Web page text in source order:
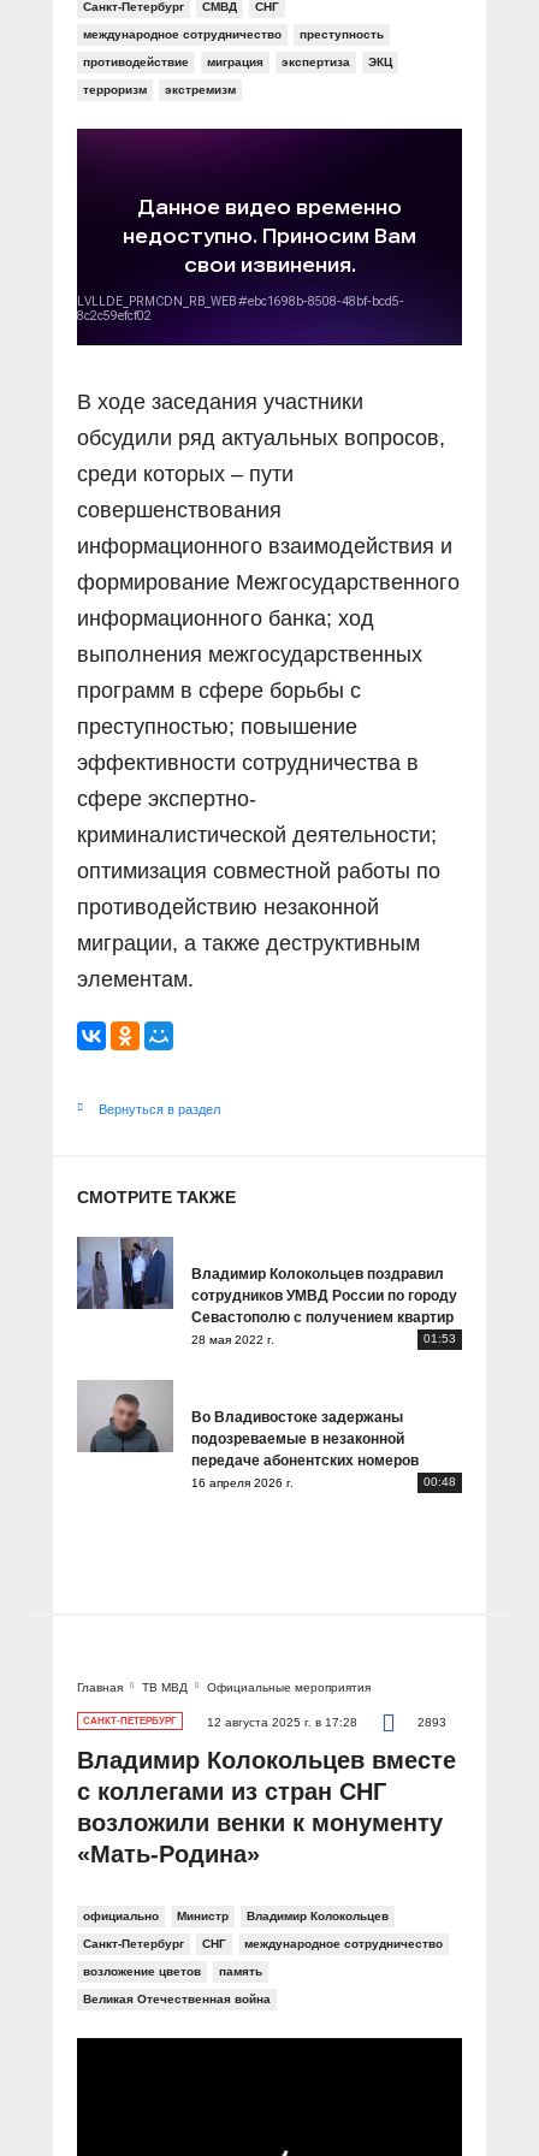
Социальные ролики
Прямой разговор
В знании сила
Газета «Щит и меч»
Журнал «Полиция России»
О ПОРТАЛЕ
Санкт-Петербург СМВД СНГ
международное сотрудничество преступность
противодействие миграция экспертиза ЭКЦ
терроризм экстремизм
В ходе заседания участники
обсудили ряд актуальных вопросов,
среди которых – пути
совершенствования
информационного взаимодействия и
формирование Межгосударственного
информационного банка; ход
выполнения межгосударственных
программ в сфере борьбы с
преступностью; повышение
эффективности сотрудничества в
сфере экспертно-
криминалистической деятельности;
оптимизация совместной работы по
противодействию незаконной
миграции, а также деструктивным
элементам.
Вернуться в раздел
СМОТРИТЕ ТАКЖЕ
Владимир Колокольцев поздравил
сотрудников УМВД России по городу
Севастополю с получением квартир
28 мая 2022 г. 01:53
Во Владивостоке задержаны
подозреваемые в незаконной
передаче абонентских номеров
16 апреля 2026 г. 00:48
Главная ТВ МВД Официальные мероприятия
САНКТ-ПЕТЕРБУРГ 12 августа 2025 г. в 17:28 2893
Владимир Колокольцев вместе
с коллегами из стран СНГ
возложили венки к монументу
«Мать-Родина»
официально Министр Владимир Колокольцев
Санкт-Петербург СНГ международное сотрудничество
возложение цветов память
Великая Отечественная война